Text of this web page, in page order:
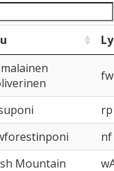
rp
nf
Mountain